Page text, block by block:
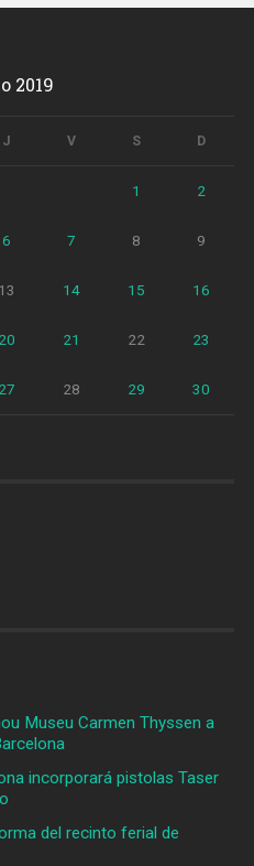
2019
J V S D
1 2
6 7 8 9
13 14 15 16
20 21 22 23
27 28 29 30
Museu Carmen Thyssen a
incorporará pistolas Taser
del recinto ferial de